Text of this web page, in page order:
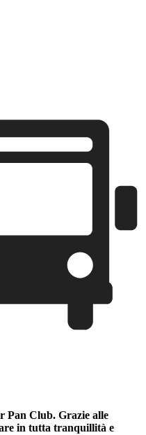
Pan Club. Grazie alle
in tutta tranquillità e